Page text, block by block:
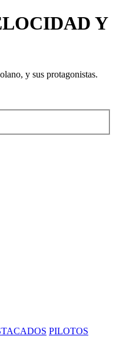
Y
y sus protagonistas.
PILOTOS